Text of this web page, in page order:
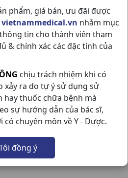
phẩm, giá bán, ưu đãi được
vietnammedical.vn nhằm mục
tin cho thành viên tham
& chính xác các đặc tính của
chịu trách nhiệm khi có
xảy ra do tự ý sử dụng sử
hay thuốc chữa bệnh mà
sự hướng dẫn của bác sĩ,
chuyên môn về Y - Dược.
đồng ý
H3VI15V GLASXO
Kinh - Mạch Máu Não,
hội: